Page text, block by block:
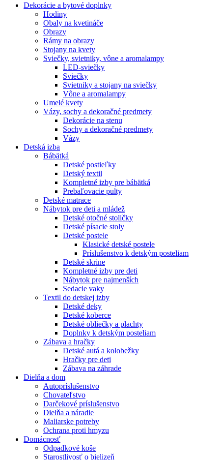
Dekorácie a bytové doplnky
Hodiny
Obaly na kvetináče
Obrazy
Rámy na obrazy
Stojany na kvety
Sviečky, svietniky, vône a aromalampy
LED-sviečky
Sviečky
Svietniky a stojany na sviečky
Vône a aromalampy
Umelé kvety
Vázy, sochy a dekoračné predmety
Dekorácie na stenu
Sochy a dekoračné predmety
Vázy
Detská izba
Bábätká
Detské postieľky
Detský textil
Kompletné izby pre bábätká
Prebaľovacie pulty
Detské matrace
Nábytok pre deti a mládež
Detské otočné stoličky
Detské písacie stoly
Detské postele
Klasické detské postele
Príslušenstvo k detským posteliam
Detské skrine
Kompletné izby pre deti
Nábytok pre najmenších
Sedacie vaky
Textil do detskej izby
Detské deky
Detské koberce
Detské obliečky a plachty
Doplnky k detským posteliam
Zábava a hračky
Detské autá a kolobežky
Hračky pre deti
Zábava na záhrade
Dielňa a dom
Autopríslušenstvo
Chovateľstvo
Darčekové príslušenstvo
Dielňa a náradie
Maliarske potreby
Ochrana proti hmyzu
Domácnosť
Odpadkové koše
Starostlivosť o bielizeň